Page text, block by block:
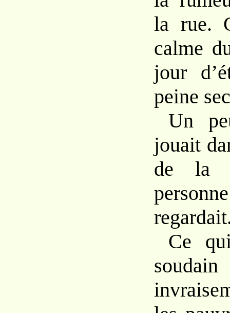
la rue.
calme
jour
peine
Un
jouait
de la
Ce